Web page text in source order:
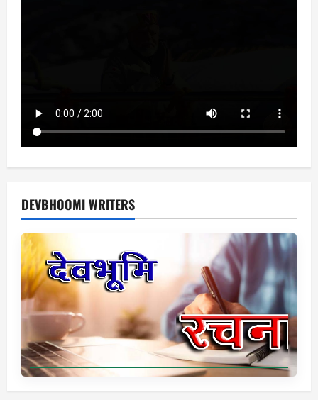
DEVBHOOMI WRITERS